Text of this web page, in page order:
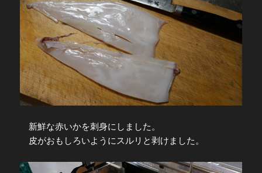
新鮮な赤いかを刺身にしました。
皮がおもしろいようにスルリと剥けました。